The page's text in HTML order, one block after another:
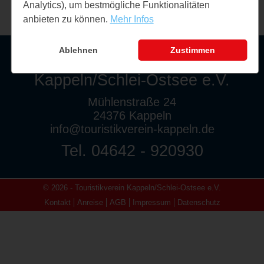
Touristikverein
Kappeln/Schlei-Ostsee e.V.
Mühlenstraße 24
24376 Kappeln
info@touristikverein-kappeln.de
Tel. 04642 - 920930
© 2026 - Touristikverein Kappeln/Schlei-Ostsee e.V.
Kontakt
Anreise AGB Impressum Datenschutz
Analytics), um bestmögliche Funktionalitäten
anbieten zu können. Mehr Infos
Ablehnen Zustimmen